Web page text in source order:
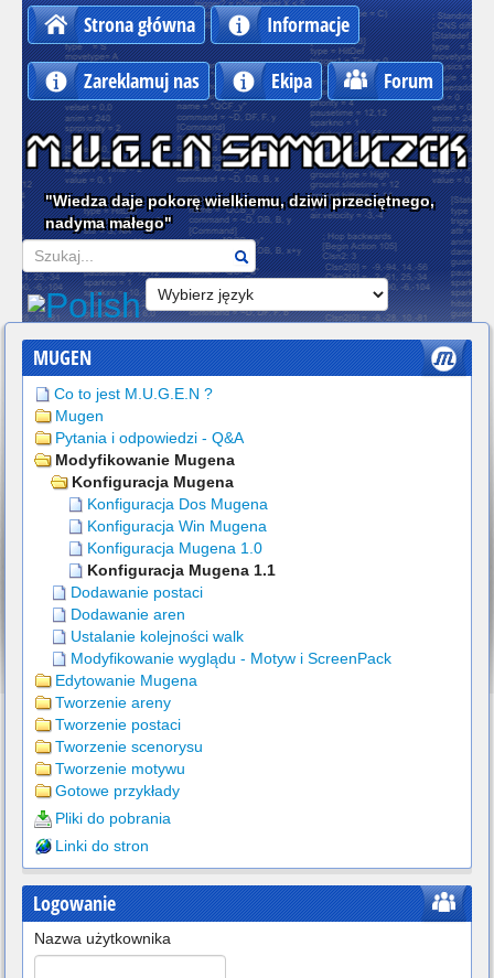
Strona główna Informacje
Zareklamuj nas Ekipa Forum
"Wiedza daje pokorę wielkiemu, dziwi przeciętnego,
nadyma małego"
Szukaj
MUGEN
Co to jest M.U.G.E.N ?
Mugen
Pytania i odpowiedzi - Q&A
Modyfikowanie Mugena
Konfiguracja Mugena
Konfiguracja Dos Mugena
Konfiguracja Win Mugena
Konfiguracja Mugena 1.0
Konfiguracja Mugena 1.1
Dodawanie postaci
Dodawanie aren
Ustalanie kolejności walk
Modyfikowanie wyglądu - Motyw i ScreenPack
Edytowanie Mugena
Tworzenie areny
Tworzenie postaci
Tworzenie scenorysu
Tworzenie motywu
Gotowe przykłady
Pliki do pobrania
Linki do stron
Logowanie
Nazwa użytkownika